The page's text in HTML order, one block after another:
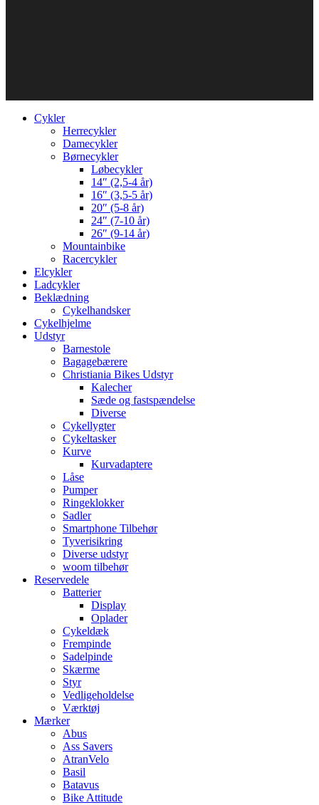
Cykler
Herrecykler
Damecykler
Børnecykler
Løbecykler
14″ (2,5-4 år)
16″ (3,5-5 år)
20″ (5-8 år)
24″ (7-10 år)
26″ (9-14 år)
Mountainbike
Racercykler
Elcykler
Ladcykler
Beklædning
Cykelhandsker
Cykelhjelme
Udstyr
Barnestole
Bagagebærere
Christiania Bikes Udstyr
Kalecher
Sæde og fastspændelse
Diverse
Cykellygter
Cykeltasker
Kurve
Kurvadaptere
Låse
Pumper
Ringeklokker
Sadler
Smartphone Tilbehør
Tyverisikring
Diverse udstyr
woom tilbehør
Reservedele
Batterier
Display
Oplader
Cykeldæk
Frempinde
Sadelpinde
Skærme
Styr
Vedligeholdelse
Værktøj
Mærker
Abus
Ass Savers
AtranVelo
Basil
Batavus
Bike Attitude